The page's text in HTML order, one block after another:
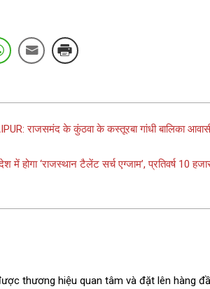
राजसमंद के कुंठवा के कस्तूरबा गांधी बालिका आवासीय
होगा ‘राजस्थान टैलेंट सर्च एग्जाम’, प्रतिवर्ष 10 हजार
thương hiệu quan tâm và đặt lên hàng